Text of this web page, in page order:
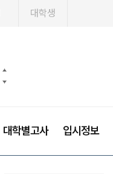
대학생
대학별고사 입시정보